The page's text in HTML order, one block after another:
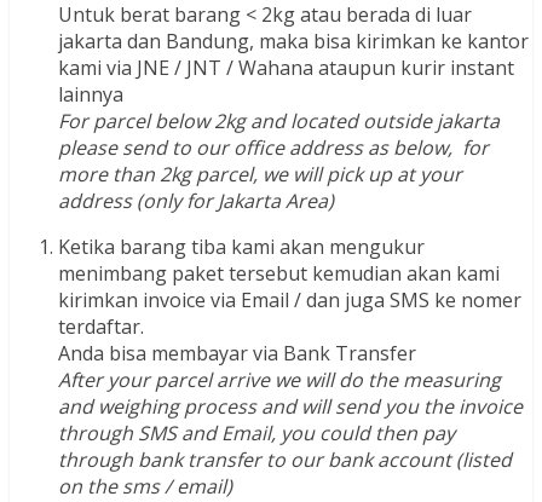
Untuk berat barang < 2kg atau berada di luar
jakarta dan Bandung, maka bisa kirimkan ke kantor
kami via JNE / JNT / Wahana ataupun kurir instant
lainnya
For parcel below 2kg and located outside jakarta
please send to our office address as below, for
more than 2kg parcel, we will pick up at your
address (only for Jakarta Area)
Ketika barang tiba kami akan mengukur
menimbang paket tersebut kemudian akan kami
kirimkan invoice via Email / dan juga SMS ke nomer
terdaftar.
Anda bisa membayar via Bank Transfer
After your parcel arrive we will do the measuring
and weighing process and will send you the invoice
through SMS and Email, you could then pay
through bank transfer to our bank account (listed
on the sms / email)